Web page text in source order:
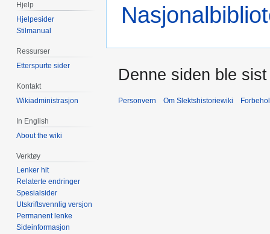
Hjelp
Hjelpesider
Stilmanual
Ressurser
Etterspurte sider
Kontakt
Wikiadministrasjon
In English
About the wiki
Verktøy
Lenker hit
Relaterte endringer
Spesialsider
Utskriftsvennlig versjon
Permanent lenke
Sideinformasjon
Denne siden ble
Personvern Om Slektshistoriewiki